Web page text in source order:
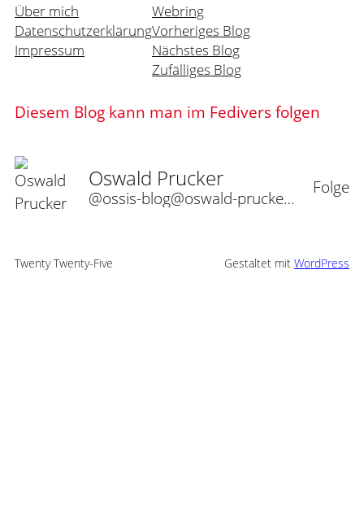
Über mich
Datenschutzerklärung
Impressum
Webring
Vorheriges Blog
Nächstes Blog
Zufälliges Blog
Diesem Blog kann man im Fedivers folgen
Oswald Prucker
@ossis-blog@oswald-prucker.de
Folge
Twenty Twenty-Five Gestaltet mit WordPress